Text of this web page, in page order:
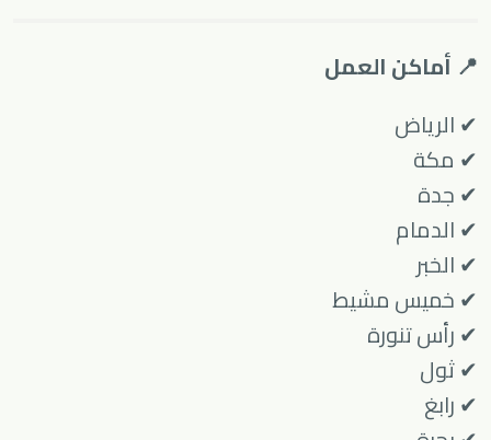
📍 أماكن العمل
✔ الرياض
✔ مكة
✔ جدة
✔ الدمام
✔ الخبر
✔ خميس مشيط
✔ رأس تنورة
✔ ثول
✔ رابغ